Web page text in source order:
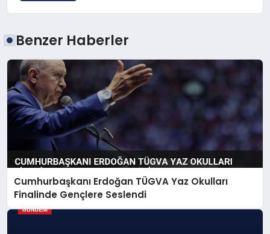
Benzer Haberler
Cumhurbaşkanı Erdoğan TÜGVA Yaz Okulları
Finalinde Gençlere Seslendi